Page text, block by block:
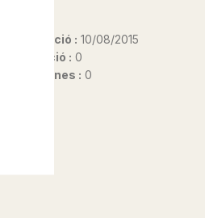
Data d'edició : 10/08/2015
Any d'edició : 0
Nº de pàgines : 0